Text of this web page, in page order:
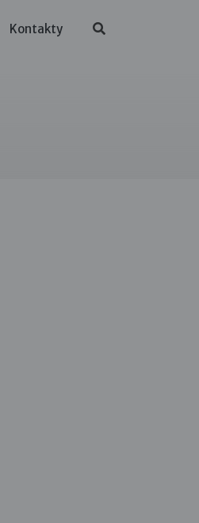
Kontakty